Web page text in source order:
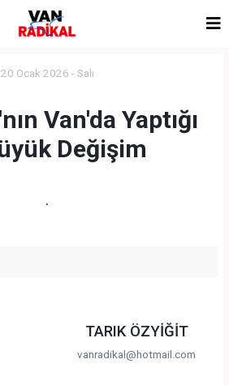
20 Ocak 2026 - Salı
Van'da Yaptığı
Değişim
.
TARIK ÖZYİĞİT
vanradikal@hotmail.com